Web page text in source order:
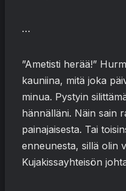
…
”Ametisti herää!”
kauniina, mitä joka
minua. Pystyin
hännälläni. Näin sain
painajaisesta. Tai
enneunesta, sillä olin
Kujakissayhteisön